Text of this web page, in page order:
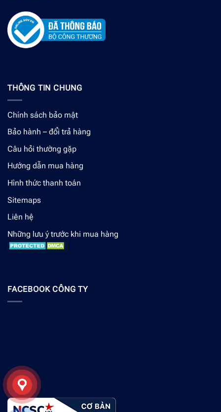
THÔNG TIN CHUNG
Chính sách bảo mật
Bảo hành – đổi trả hàng
Câu hỏi thường gặp
Hướng dẫn mua hàng
Hình thức thanh toán
Sitemaps
Liên hệ
Những lưu ý trước khi mua hàng
FACEBOOK CÔNG TY